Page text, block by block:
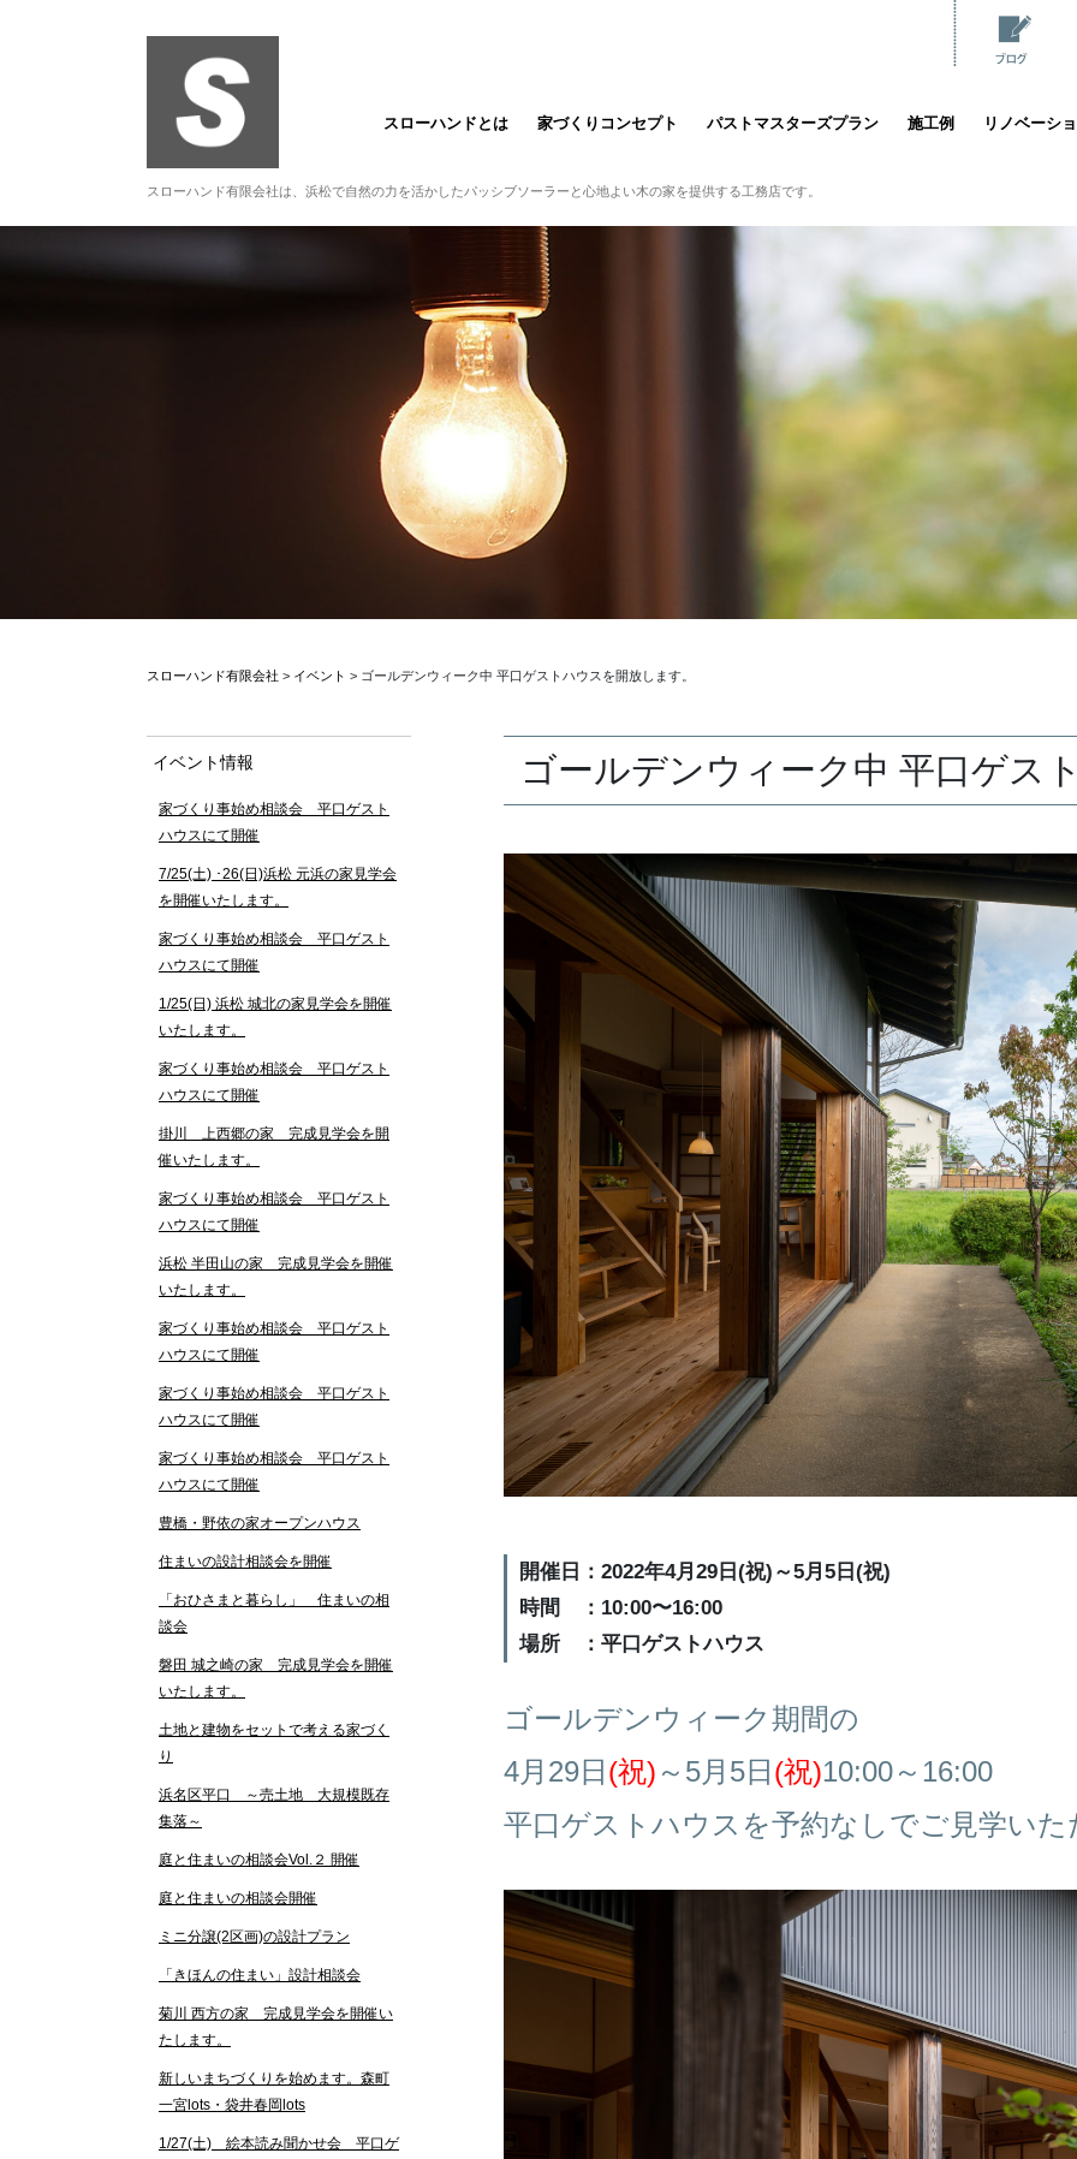
スローハンドとは 家づくりコンセプト パストマスターズプラン 施工例 リノベーシ
スローハンド有限会社は、浜松で自然の力を活かしたパッシブソーラーと心地よい木の家を提供する工務店です。
スローハンド有限会社 > イベント > ゴールデンウィーク中 平口ゲストハウスを開放します。
ゴールデンウィーク中 平口ゲス
開催日：2022年4月29日(祝)～5月5日(祝)
時間 ：10:00〜16:00
場所 ：平口ゲストハウス
ゴールデンウィーク期間の
4月29日 (祝) ～5月5日 (祝)10:00～16:00
平口ゲストハウスを予約なしでご見学いた
イベント情報
家づくり事始め相談会 平口ゲスト
ハウスにて開催
7/25(土) ･26(日)浜松 元浜の家見学会
を開催いたします。
家づくり事始め相談会 平口ゲスト
ハウスにて開催
1/25(日) 浜松 城北の家見学会を開催
いたします。
家づくり事始め相談会 平口ゲスト
ハウスにて開催
掛川 上西郷の家 完成見学会を開
催いたします。
家づくり事始め相談会 平口ゲスト
ハウスにて開催
浜松 半田山の家 完成見学会を開催
いたします。
家づくり事始め相談会 平口ゲスト
ハウスにて開催
家づくり事始め相談会 平口ゲスト
ハウスにて開催
家づくり事始め相談会 平口ゲスト
ハウスにて開催
豊橋・野依の家オープンハウス
住まいの設計相談会を開催
「おひさまと暮らし」 住まいの相
談会
磐田 城之崎の家 完成見学会を開催
いたします。
土地と建物をセットで考える家づく
り
浜名区平口 ～売土地 大規模既存
集落～
庭と住まいの相談会Vol.２ 開催
庭と住まいの相談会開催
ミニ分譲(2区画)の設計プラン
「きほんの住まい」設計相談会
菊川 西方の家 完成見学会を開催い
たします。
新しいまちづくりを始めます。森町
一宮lots・袋井春岡lots
1/27(土) 絵本読み聞かせ会 平口ゲ